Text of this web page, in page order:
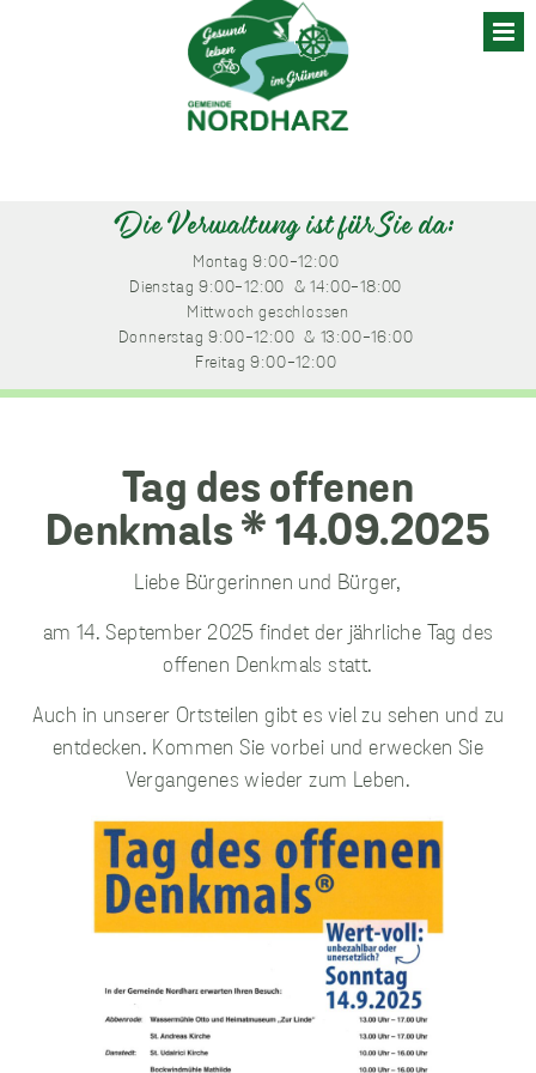
Die Verwaltung ist für Sie da:
Montag 9:00-12:00
Dienstag 9:00-12:00 & 14:00-18:00
Mittwoch geschlossen
Donnerstag 9:00-12:00 & 13:00-16:00
Freitag 9:00-12:00
Liebe Bürgerinnen und Bürger,
am 14. September 2025 findet der jährliche Tag des
offenen Denkmals statt.
Auch in unserer Ortsteilen gibt es viel zu sehen und zu
entdecken. Kommen Sie vorbei und erwecken Sie
Vergangenes wieder zum Leben.
unverzichtbare
Cookies
sind
unverzichtbar,
damit wir Ihnen
grundlegende
Funktionen
unserer Website
zur Verfügung
stellen können.
Sie werden nicht
eingesetzt, um
Informationen
über Sie für
andere Zwecke
wie Marketing
oder Analysen zu